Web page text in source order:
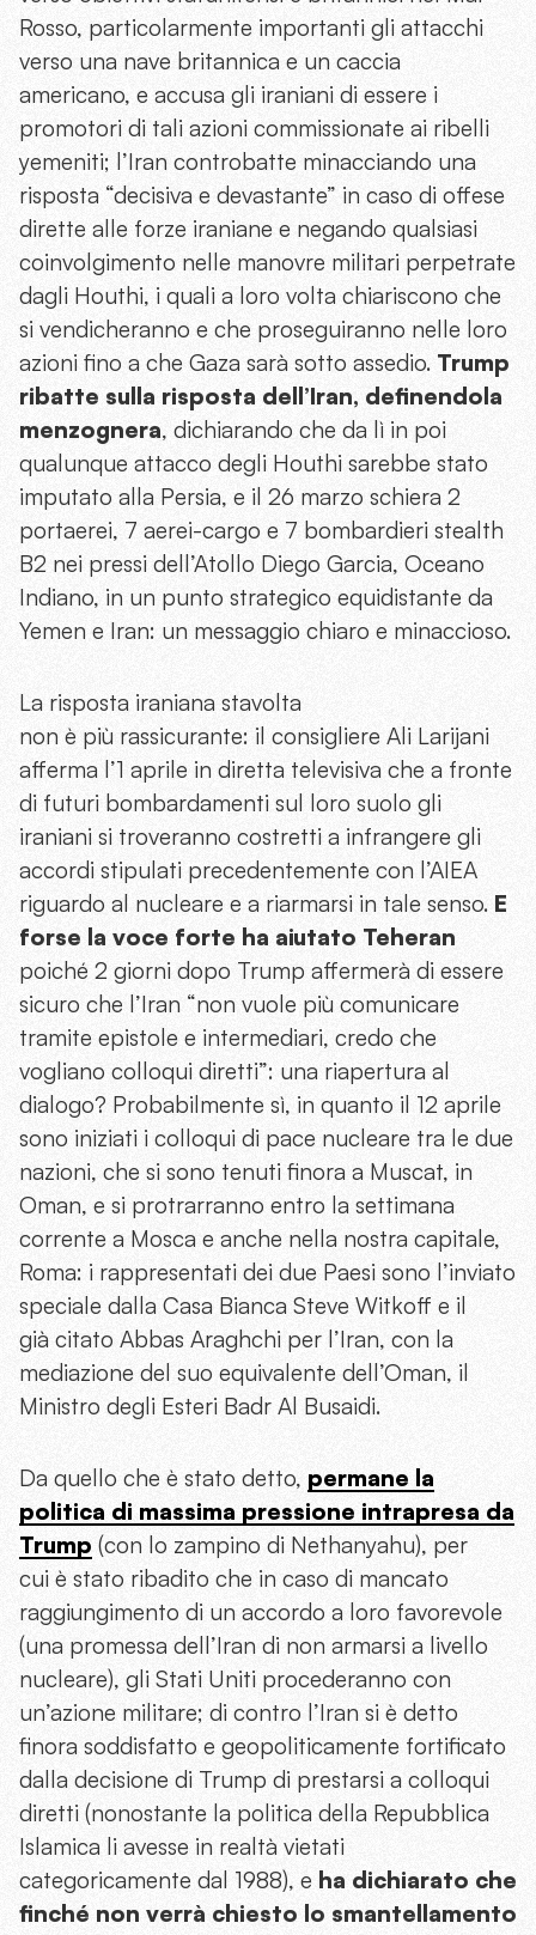
Rosso, particolarmente importanti gli attacchi
verso una nave britannica e un caccia
americano, e accusa gli iraniani di essere i
promotori di tali azioni commissionate ai ribelli
yemeniti; l’Iran controbatte minacciando una
risposta “decisiva e devastante” in caso di offese
dirette alle forze iraniane e negando qualsiasi
coinvolgimento nelle manovre militari perpetrate
dagli Houthi, i quali a loro volta chiariscono che
si vendicheranno e che proseguiranno nelle loro
azioni fino a che Gaza sarà sotto assedio. Trump
ribatte sulla risposta dell’Iran, definendola
menzognera, dichiarando che da lì in poi
qualunque attacco degli Houthi sarebbe stato
imputato alla Persia, e il 26 marzo schiera 2
portaerei, 7 aerei-cargo e 7 bombardieri stealth
B2 nei pressi dell’Atollo Diego Garcia, Oceano
Indiano, in un punto strategico equidistante da
Yemen e Iran: un messaggio chiaro e minaccioso.
La risposta iraniana stavolta
non è più rassicurante: il consigliere Ali Larijani
afferma l’1 aprile in diretta televisiva che a fronte
di futuri bombardamenti sul loro suolo gli
iraniani si troveranno costretti a infrangere gli
accordi stipulati precedentemente con l’AIEA
riguardo al nucleare e a riarmarsi in tale senso. E
forse la voce forte ha aiutato Teheran
poiché 2 giorni dopo Trump affermerà di essere
sicuro che l’Iran “non vuole più comunicare
tramite epistole e intermediari, credo che
vogliano colloqui diretti”: una riapertura al
dialogo? Probabilmente sì, in quanto il 12 aprile
sono iniziati i colloqui di pace nucleare tra le due
nazioni, che si sono tenuti finora a Muscat, in
Oman, e si protrarranno entro la settimana
corrente a Mosca e anche nella nostra capitale,
Roma: i rappresentati dei due Paesi sono l’inviato
speciale dalla Casa Bianca Steve Witkoff e il
già citato Abbas Araghchi per l’Iran, con la
mediazione del suo equivalente dell’Oman, il
Ministro degli Esteri Badr Al Busaidi.
Da quello che è stato detto, permane la
politica di massima pressione intrapresa da
Trump (con lo zampino di Nethanyahu), per
cui è stato ribadito che in caso di mancato
raggiungimento di un accordo a loro favorevole
(una promessa dell’Iran di non armarsi a livello
nucleare), gli Stati Uniti procederanno con
un’azione militare; di contro l’Iran si è detto
finora soddisfatto e geopoliticamente fortificato
dalla decisione di Trump di prestarsi a colloqui
diretti (nonostante la politica della Repubblica
Islamica li avesse in realtà vietati
categoricamente dal 1988), e ha dichiarato che
finché non verrà chiesto lo smantellamento